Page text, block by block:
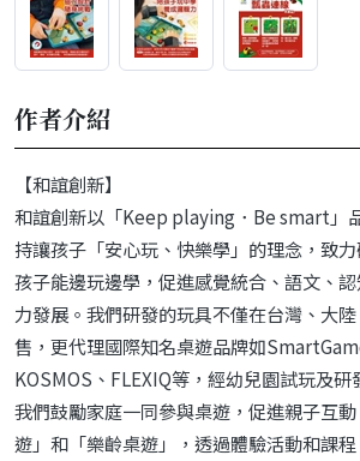
作者介紹
【和誼創新】
和誼創新以「Keep playing．Be smart」
持讓孩子「安心玩、快樂學」的理念，致
孩子能邊玩邊學，促進感覺統合、語文、
力發展。我們研發的玩具不僅在台灣、大
售，更代理國際知名桌遊品牌如
KOSMOS、FLEXIQ等，經幼兒園試玩及研
我們鼓勵家庭一同參與桌遊，促進親子互
遊」和「樂齡桌遊」，透過體驗活動和課